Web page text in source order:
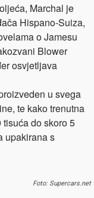
Marchal je
Hispano-Suiza,
o Jamesu
Blower
osvjetljava
u svega
te kako trenutna
do skoro 5
upakirana s
Foto: Supercars.net